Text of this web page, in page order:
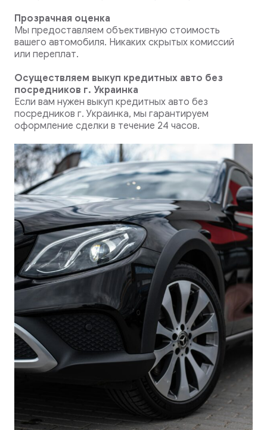
Прозрачная оценка
Мы предоставляем объективную стоимость
вашего автомобиля. Никаких скрытых комиссий
или переплат.
Осуществляем выкуп кредитных авто без
посредников г. Украинка
Если вам нужен выкуп кредитных авто без
посредников г. Украинка, мы гарантируем
оформление сделки в течение 24 часов.